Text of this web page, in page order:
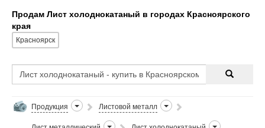
Продам Лист холоднокатаный в городах Красноярского
края
Красноярск
Продукция Листовой металл